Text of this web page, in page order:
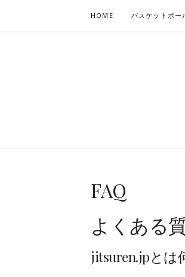
HOME バスケットボー
FAQ
よくある
jitsuren.jpとは